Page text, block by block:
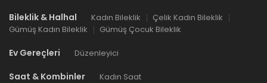
Bileklik & Halhal Kadın Bileklik
Çelik Kadın Bileklik
Gümüş Kadın Bileklik
Gümüş Çocuk Bileklik
Ev Gereçleri Düzenleyici
Saat & Kombinler Kadın Saat